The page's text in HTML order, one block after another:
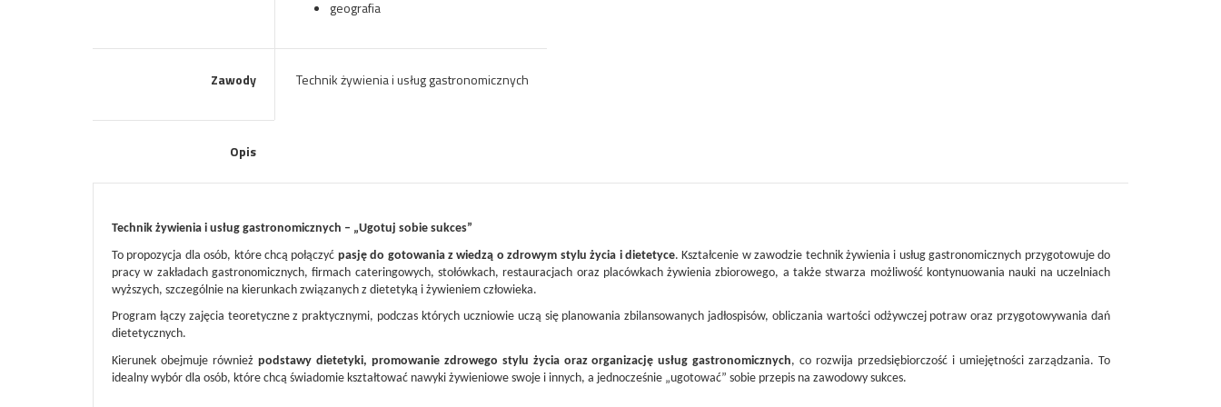
geografia
Zawody Technik żywienia i usług gastronomicznych
Opis
Technik żywienia i usług gastronomicznych – „Ugotuj sobie sukces”
To propozycja dla osób, które chcą połączyć pasję do gotowania z wiedzą o zdrowym stylu życia i dietetyce. Kształcenie w zawodzie technik żywienia i usług gastronomicznych przygotowuje do
pracy w zakładach gastronomicznych, firmach cateringowych, stołówkach, restauracjach oraz placówkach żywienia zbiorowego, a także stwarza możliwość kontynuowania nauki na uczelniach
wyższych, szczególnie na kierunkach związanych z dietetyką i żywieniem człowieka.
Program łączy zajęcia teoretyczne z praktycznymi, podczas których uczniowie uczą się planowania zbilansowanych jadłospisów, obliczania wartości odżywczej potraw oraz przygotowywania dań
dietetycznych.
Kierunek obejmuje również podstawy dietetyki, promowanie zdrowego stylu życia oraz organizację usług gastronomicznych, co rozwija przedsiębiorczość i umiejętności zarządzania. To
idealny wybór dla osób, które chcą świadomie kształtować nawyki żywieniowe swoje i innych, a jednocześnie „ugotować” sobie przepis na zawodowy sukces.